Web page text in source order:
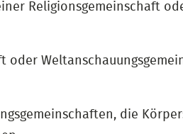
Religionsgemeinschaft
oder
die